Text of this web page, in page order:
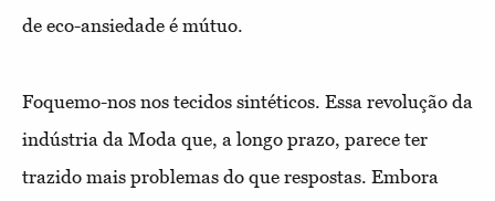
de eco-ansiedade é mútuo.
Foquemo-nos nos tecidos sintéticos. Essa revolução da
indústria da Moda que, a longo prazo, parece ter
trazido mais problemas do que respostas. Embora